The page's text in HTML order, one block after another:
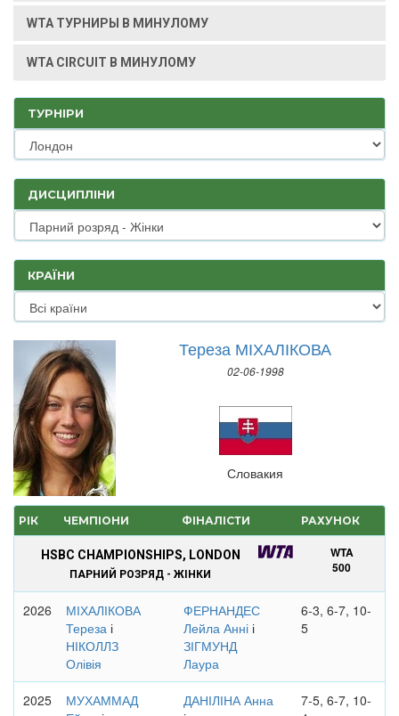
WTA ТУРНИРЫ В МИНУЛОМУ
WTA CIRCUIT В МИНУЛОМУ
ТУРНІРИ
ДИСЦИПЛІНИ
КРАЇНИ
Тереза МІХАЛІКОВА
02-06-1998
Словакия
РІК ЧЕМПІОНИ ФІНАЛІСТИ РАХУНОК
HSBC CHAMPIONSHIPS, LONDON
ПАРНИЙ РОЗРЯД - ЖІНКИ
WTA
500
2026
МІХАЛІКОВА
Тереза і
НІКОЛЛЗ
Олівія
ФЕРНАНДЕС
Лейла Анні і
ЗІГМУНД
Лаура
6-3, 6-7, 10-
5
2025
МУХАММАД
ДАНІЛІНА Анна
7-5, 6-7, 10-